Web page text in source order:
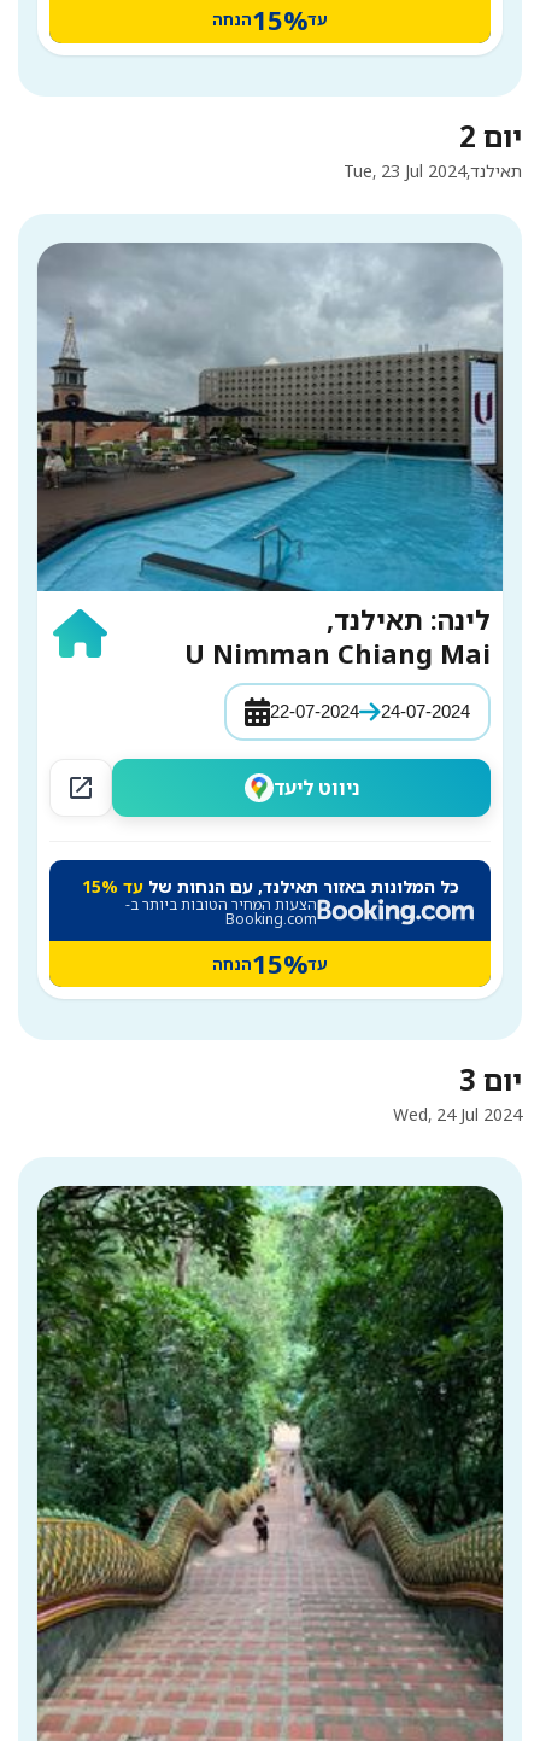
עד15%הנחה
יום 2
Tue, 23 Jul 2024תאילנד,
לינה: תאילנד,
U Nimman Chiang Mai
22-07-2024 24-07-2024
open_in_new ניווט ליעד
כל המלונות באזור תאילנד, עם הנחות שלעד 15%
הצעות המחיר הטובות ביותר ב-
Booking.com
עד15%הנחה
יום 3
Wed, 24 Jul 2024